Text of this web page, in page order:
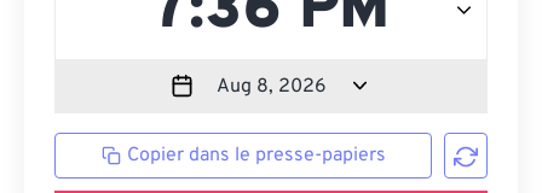
Copier dans le presse-papiers